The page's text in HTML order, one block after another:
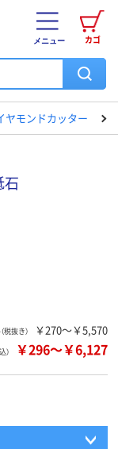
カゴ
メニュー
ヤモンドカッター
石
税抜き） ￥270～￥5,570
） ￥296～￥6,127